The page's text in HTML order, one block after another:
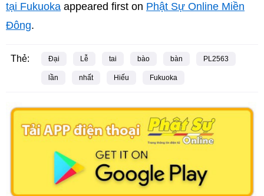
tại Fukuoka appeared first on Phật Sự Online Miền
Đông.
Thẻ: Đại Lễ tai bào bàn PL2563
lần nhất Hiếu Fukuoka